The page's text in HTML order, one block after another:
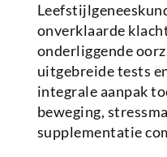
onverklaarde
onderliggende
uitgebreide tests
integrale aanpak
beweging,
supplementatie